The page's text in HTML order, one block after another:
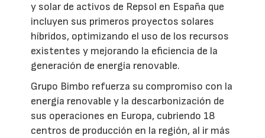
y solar de activos de Repsol en España que
incluyen sus primeros proyectos solares
híbridos, optimizando el uso de los recursos
existentes y mejorando la eficiencia de la
generación de energía renovable.
Grupo Bimbo refuerza su compromiso con la
energía renovable y la descarbonización de
sus operaciones en Europa, cubriendo 18
centros de producción en la región, al ir más